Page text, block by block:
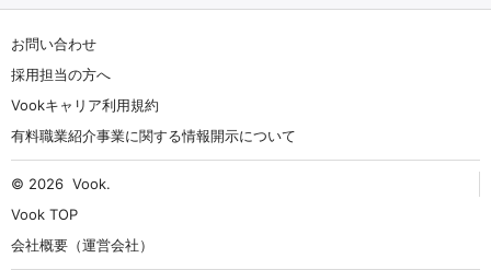
お問い合わせ
採用担当の方へ
Vookキャリア利用規約
有料職業紹介事業に関する情報開示について
© 2026 Vook.
Vook TOP
会社概要（運営会社）